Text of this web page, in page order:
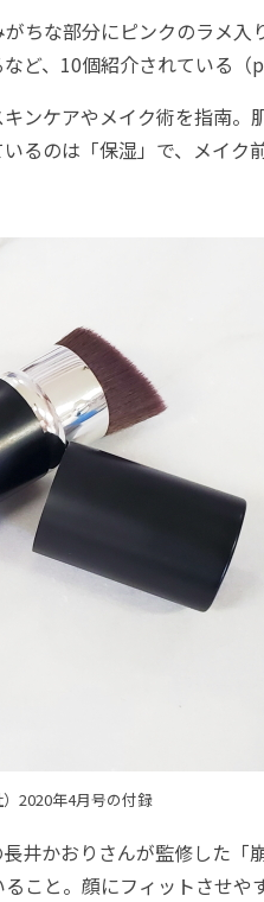
ちな部分にピンクのラメ入
ど、10個紹介されている（
ンケアやメイク術を指南。
るのは「保湿」で、メイク
2020年4月号の付録
井かおりさんが監修した「
こと。顔にフィットさせや